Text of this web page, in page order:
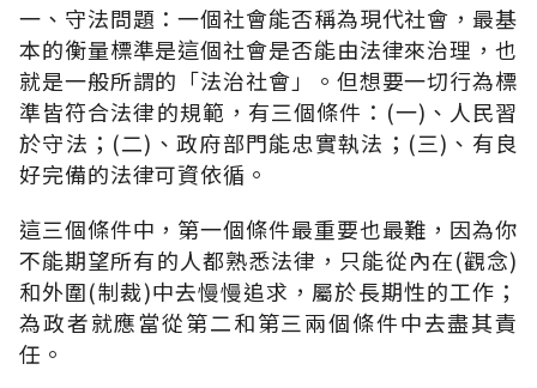
一、守法問題：一個社會能否稱為現代社會，最基
本的衡量標準是這個社會是否能由法律來治理，也
就是一般所謂的「法治社會」。但想要一切行為標
準皆符合法律的規範，有三個條件：(一)、人民習
於守法；(二)、政府部門能忠實執法；(三)、有良
好完備的法律可資依循。
這三個條件中，第一個條件最重要也最難，因為你
不能期望所有的人都熟悉法律，只能從內在(觀念)
和外圍(制裁)中去慢慢追求，屬於長期性的工作；
為政者就應當從第二和第三兩個條件中去盡其責
任。